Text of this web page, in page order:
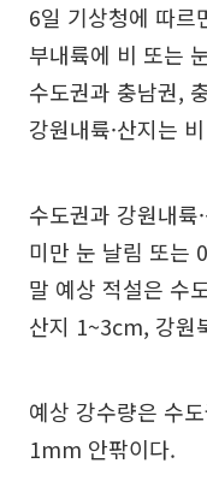
6일 기상청에 따르
부내륙에 비 또는
수도권과 충남권,
강원내륙·산지는
수도권과 강원내
미만 눈 날림 또는
말 예상 적설은 수
산지 1~3cm, 강원
예상 강수량은 수
1mm 안팎이다.